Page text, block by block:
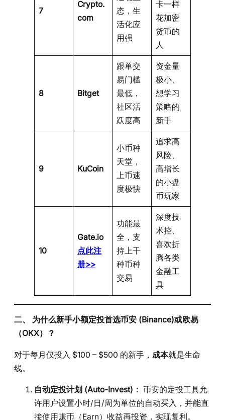
7
Crypto.
com
态，生
活化应
用强
卡一样
花加密
货币的
人
8 Bitget
跟单交
易门槛
最低，
社区活
跃度高
资金量
极小、
想学习
策略的
新手
9 KuCoin
小币种
天堂，
上币速
度极快
追求高
风险、
高增长
的小盘
币玩家
10
Gate.io
点此注
册>>
功能最
全，支
持上千
种币种
交易
深度技
术控、
喜欢折
腾各类
金融工
具
二、 为什么新手小额定投首选币安 (Binance)或欧易
（OKX）？
对于每月仅投入 $100 – $500 的新手， 成本就是生命
线。
自动定投计划 (Auto-Invest)： 币安的定投工具允
许用户设置小时/日/周为单位的自动买入，并能直
接使用赚币（Earn）收益再投资，实现复利。